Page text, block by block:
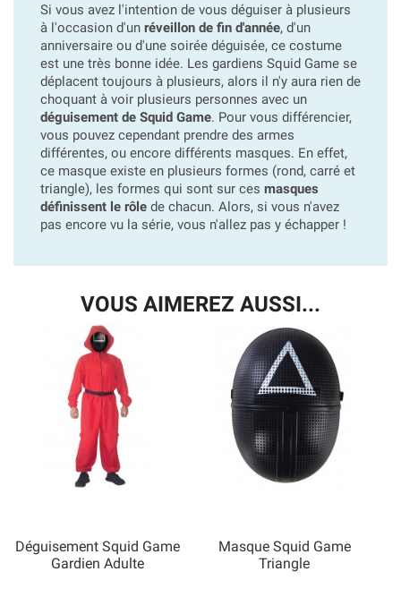
Si vous avez l'intention de vous déguiser à plusieurs
à l'occasion d'un réveillon de fin d'année, d'un
anniversaire ou d'une soirée déguisée, ce costume
est une très bonne idée. Les gardiens Squid Game se
déplacent toujours à plusieurs, alors il n'y aura rien de
choquant à voir plusieurs personnes avec un
déguisement de Squid Game. Pour vous différencier,
vous pouvez cependant prendre des armes
différentes, ou encore différents masques. En effet,
ce masque existe en plusieurs formes (rond, carré et
triangle), les formes qui sont sur ces masques
définissent le rôle de chacun. Alors, si vous n'avez
pas encore vu la série, vous n'allez pas y échapper !
VOUS AIMEREZ AUSSI...
Déguisement Squid Game
Gardien Adulte
Masque Squid Game
Triangle